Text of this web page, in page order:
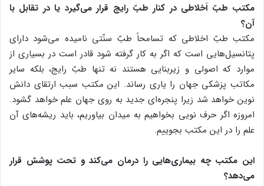
مکتب طبّ اَخلاطی در کنار طبّ رایج قرار می‌گیرد یا در تقابل با
آن؟
مکتب طبّ ‌اخلاطی که تسامحاً طبّ سنّتی نامیده می‌شود دارای
پتانسیل‌هایی است که اگر به کار گرفته شود قادر است در بسیاری از
موارد که اصولی و زیربنایی هستند نه تنها طبّ رایج، بلکه سایر
مکاتب پزشکی جهان را یاری رساند. این مکتب سبب ارتقای دانش
نوین خواهد شد زیرا پنجره‌ای جدید به روی جهان علم خواهد گشود.
امروزه اگر حرف نویی بخواهیم به میدان بیاوریم، باید ریشه‌های آن
علم را در این مکتب بجوییم.
این مکتب چه بیماری‌هایی را درمان می‌کند و تحت پوشش قرار
می‌دهد؟